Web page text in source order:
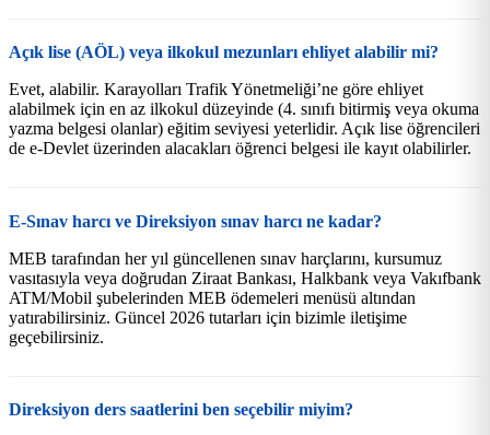
Açık lise (AÖL) veya ilkokul mezunları ehliyet alabilir mi?
Evet, alabilir. Karayolları Trafik Yönetmeliği’ne göre ehliyet
alabilmek için en az ilkokul düzeyinde (4. sınıfı bitirmiş veya okuma
yazma belgesi olanlar) eğitim seviyesi yeterlidir. Açık lise öğrencileri
de e-Devlet üzerinden alacakları öğrenci belgesi ile kayıt olabilirler.
E-Sınav harcı ve Direksiyon sınav harcı ne kadar?
MEB tarafından her yıl güncellenen sınav harçlarını, kursumuz
vasıtasıyla veya doğrudan Ziraat Bankası, Halkbank veya Vakıfbank
ATM/Mobil şubelerinden MEB ödemeleri menüsü altından
yatırabilirsiniz. Güncel 2026 tutarları için bizimle iletişime
geçebilirsiniz.
Direksiyon ders saatlerini ben seçebilir miyim?